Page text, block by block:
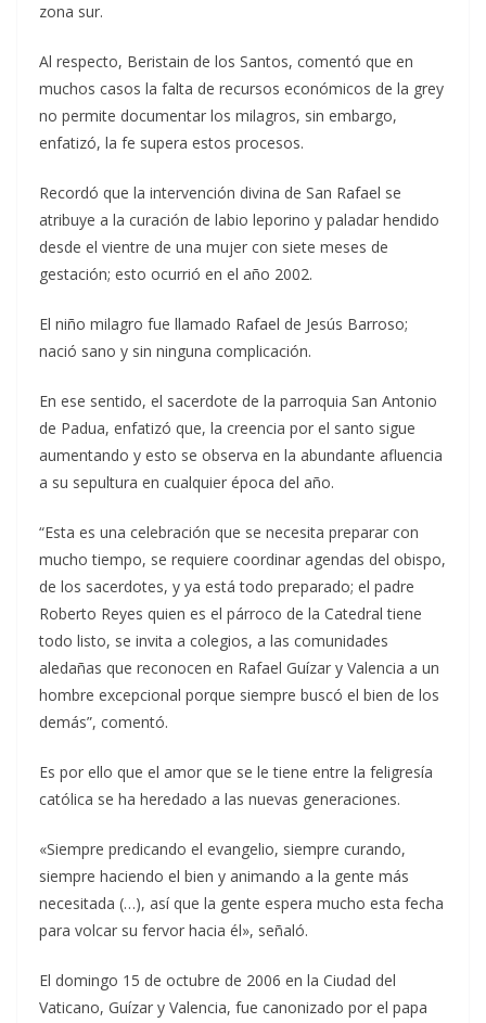
zona sur.
Al respecto, Beristain de los Santos, comentó que en
muchos casos la falta de recursos económicos de la grey
no permite documentar los milagros, sin embargo,
enfatizó, la fe supera estos procesos.
Recordó que la intervención divina de San Rafael se
atribuye a la curación de labio leporino y paladar hendido
desde el vientre de una mujer con siete meses de
gestación; esto ocurrió en el año 2002.
El niño milagro fue llamado Rafael de Jesús Barroso;
nació sano y sin ninguna complicación.
En ese sentido, el sacerdote de la parroquia San Antonio
de Padua, enfatizó que, la creencia por el santo sigue
aumentando y esto se observa en la abundante afluencia
a su sepultura en cualquier época del año.
“Esta es una celebración que se necesita preparar con
mucho tiempo, se requiere coordinar agendas del obispo,
de los sacerdotes, y ya está todo preparado; el padre
Roberto Reyes quien es el párroco de la Catedral tiene
todo listo, se invita a colegios, a las comunidades
aledañas que reconocen en Rafael Guízar y Valencia a un
hombre excepcional porque siempre buscó el bien de los
demás”, comentó.
Es por ello que el amor que se le tiene entre la feligresía
católica se ha heredado a las nuevas generaciones.
«Siempre predicando el evangelio, siempre curando,
siempre haciendo el bien y animando a la gente más
necesitada (…), así que la gente espera mucho esta fecha
para volcar su fervor hacia él», señaló.
El domingo 15 de octubre de 2006 en la Ciudad del
Vaticano, Guízar y Valencia, fue canonizado por el papa